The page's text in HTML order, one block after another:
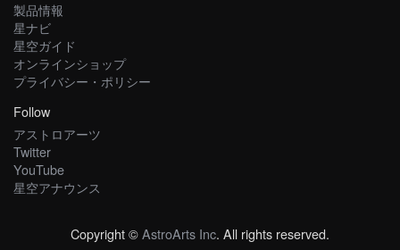
製品情報
星ナビ
星空ガイド
オンラインショップ
プライバシー・ポリシー
Follow
アストロアーツ
Twitter
YouTube
星空アナウンス
Copyright ©AstroArts Inc. All rights reserved.